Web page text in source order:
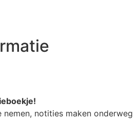
nemen, notities maken onderweg